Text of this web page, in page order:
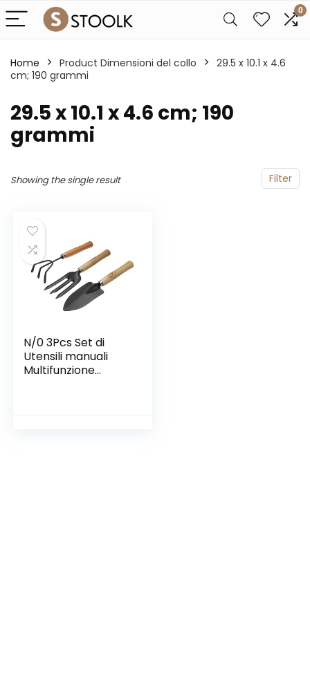
0
Home Product Dimensioni del collo
‎29.5 x 10.1 x 4.6
cm; 190 grammi
‎29.5 x 10.1 x 4.6 cm; 190
grammi
Filter
Showing the single result
N/0 3Pcs Set di
Utensili manuali
Multifunzione